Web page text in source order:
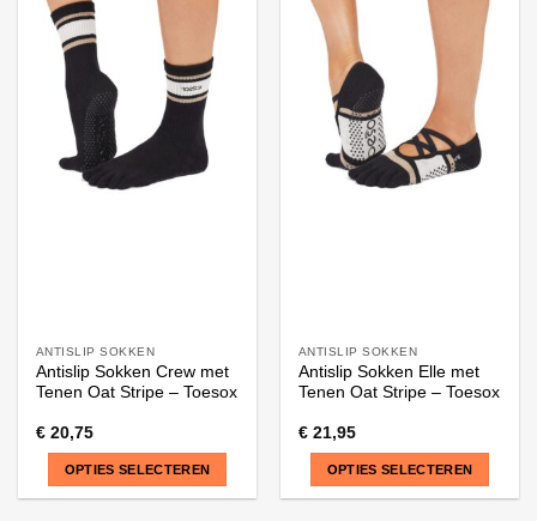
heeft
meerdere
variaties.
Deze
optie
gekozen
worden
heeft
meerdere
variaties.
Deze
optie
gekozen
worden
ANTISLIP SOKKEN
Antislip Sokken Crew met
Tenen Oat Stripe – Toesox
€20,75
OPTIES SELECTEREN
ANTISLIP SOKKEN
Antislip Sokken Elle met
Tenen Oat Stripe – Toesox
€21,95
OPTIES SELECTEREN